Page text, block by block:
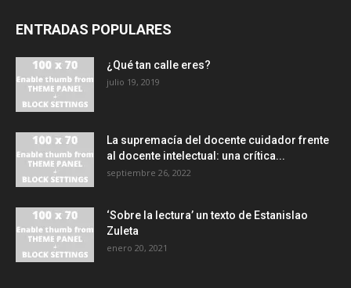
ENTRADAS POPULARES
¿Qué tan calle eres?
julio 19, 2019
La supremacía del docente cuidador frente
al docente intelectual: una crítica...
septiembre 26, 2022
‘Sobre la lectura’ un texto de Estanislao
Zuleta
enero 20, 2021